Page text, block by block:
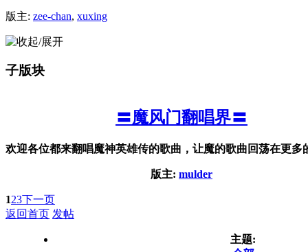
版主: zee-chan, xuxing
子版块
〓魔风门翻唱界〓
欢迎各位都来翻唱魔神英雄传的歌曲，让魔的歌曲回荡在更多
版主: mulder
123下一页
返回首页 发帖
主题: